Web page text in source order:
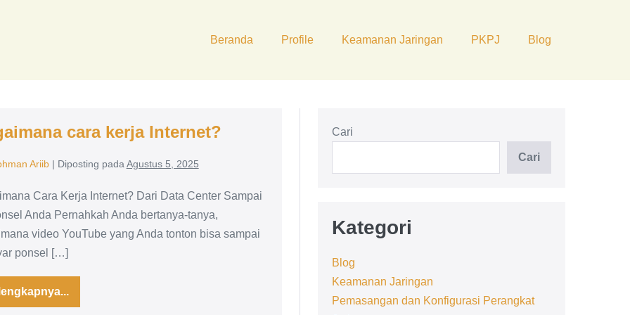
Beranda Profile Keamanan Jaringan PKPJ Blog
cara kerja Internet?
Ariib| Diposting pada Agustus 5, 2025
Cara Kerja Internet? Dari Data Center Sampai
Anda Pernahkah Anda bertanya-tanya,
video YouTube yang Anda tonton bisa sampai
ponsel […]
Bagaimana
cara
Cari
Cari
Kategori
Blog
Keamanan Jaringan
Pemasangan dan Konfigurasi Perangkat